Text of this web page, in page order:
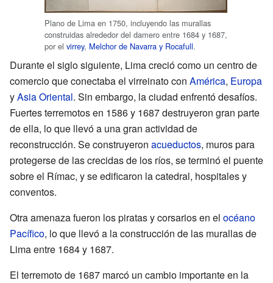
Plano de Lima en 1750, incluyendo las murallas
construidas alrededor del damero entre 1684 y 1687,
por el virrey, Melchor de Navarra y Rocafull.
Durante el siglo siguiente, Lima creció como un centro de
comercio que conectaba el virreinato con América, Europa
yAsia Oriental. Sin embargo, la ciudad enfrentó desafíos.
Fuertes terremotos en 1586 y 1687 destruyeron gran parte
de ella, lo que llevó a una gran actividad de
reconstrucción. Se construyeron acueductos, muros para
protegerse de las crecidas de los ríos, se terminó el puente
sobre el Rímac, y se edificaron la catedral, hospitales y
conventos.
Otra amenaza fueron los piratas y corsarios en el océano
Pacífico, lo que llevó a la construcción de las murallas de
Lima entre 1684 y 1687.
El terremoto de 1687 marcó un cambio importante en la